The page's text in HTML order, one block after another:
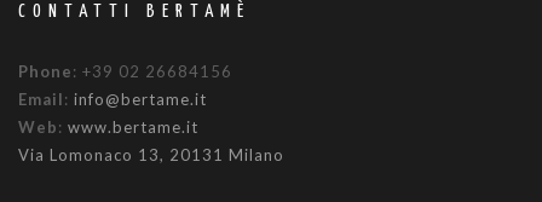
CONTATTI BERTAMÈ
Phone: +39 02 26684156
Email: info@bertame.it
Web: www.bertame.it
Via Lomonaco 13, 20131 Milano